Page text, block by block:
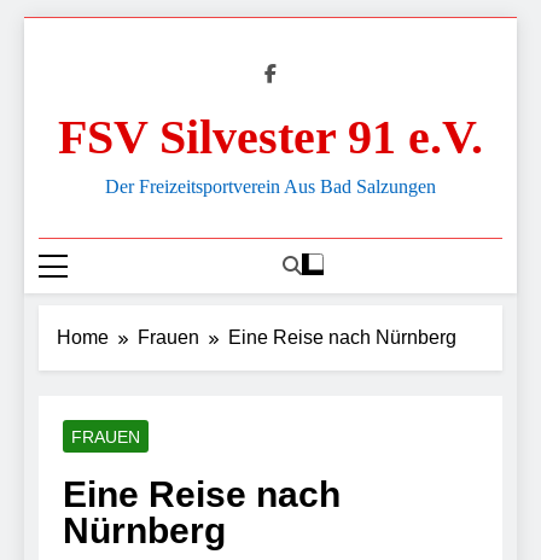
FSV Silvester 91 e.V.
Der Freizeitsportverein Aus Bad Salzungen
Home Frauen Eine Reise nach Nürnberg
FRAUEN
Eine Reise nach
Nürnberg